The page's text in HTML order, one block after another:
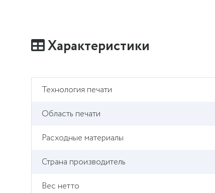
Характеристики
Технология печати
Область печати
Расходные материалы
Страна производитель
Вес нетто